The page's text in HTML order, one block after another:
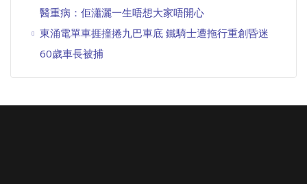
醫重病：佢瀟灑一生唔想大家唔開心
東涌電單車捱撞捲九巴車底 鐵騎士遭拖行重創昏迷
60歲車長被捕